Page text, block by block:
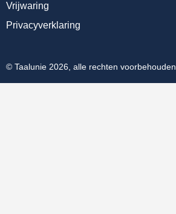
Vrijwaring
Privacyverklaring
© Taalunie 2026, alle rechten voorbehouden.